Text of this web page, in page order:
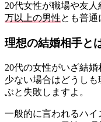
20代女性が職場や友人
万以上の男性とも普通
理想の結婚相手と
20代の女性がいざ結
少ない場合はどうし
ぶと失敗しますよ。
一般的に言われるハイ